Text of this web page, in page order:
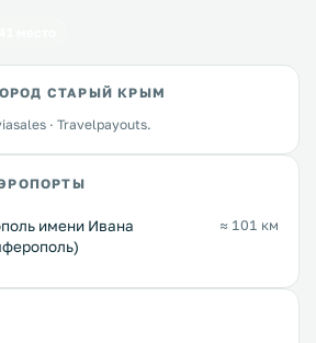
СТАРЫЙ КРЫМ
· Travelpayouts.
имени Ивана
≈ 101 км